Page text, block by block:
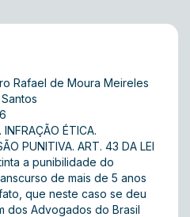
Rafael de Moura Meireles
INFRAÇÃO ÉTICA.
PUNITIVA. ART. 43 DA LEI
a punibilidade do
de mais de 5 anos
que neste caso se deu
dos Advogados do Brasil